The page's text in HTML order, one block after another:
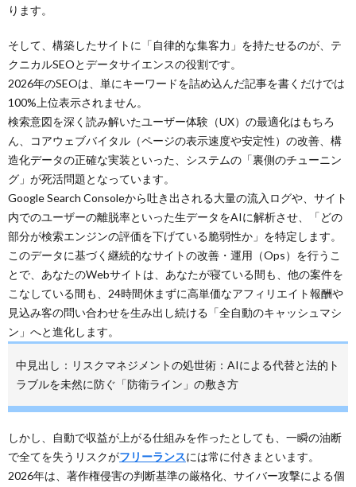
ります。
そして、構築したサイトに「自律的な集客力」を持たせるのが、テ
クニカルSEOとデータサイエンスの役割です。
2026年のSEOは、単にキーワードを詰め込んだ記事を書くだけでは
100%上位表示されません。
検索意図を深く読み解いたユーザー体験（UX）の最適化はもちろ
ん、コアウェブバイタル（ページの表示速度や安定性）の改善、構
造化データの正確な実装といった、システムの「裏側のチューニン
グ」が死活問題となっています。
Google Search Consoleから吐き出される大量の流入ログや、サイト
内でのユーザーの離脱率といった生データをAIに解析させ、「どの
部分が検索エンジンの評価を下げている脆弱性か」を特定します。
このデータに基づく継続的なサイトの改善・運用（Ops）を行うこ
とで、あなたのWebサイトは、あなたが寝ている間も、他の案件を
こなしている間も、24時間休まずに高単価なアフィリエイト報酬や
見込み客の問い合わせを生み出し続ける「全自動のキャッシュマシ
ン」へと進化します。
中見出し：リスクマネジメントの処世術：AIによる代替と法的ト
ラブルを未然に防ぐ「防衛ライン」の敷き方
しかし、自動で収益が上がる仕組みを作ったとしても、一瞬の油断
で全てを失うリスクがフリーランスには常に付きまといます。
2026年は、著作権侵害の判断基準の厳格化、サイバー攻撃による個